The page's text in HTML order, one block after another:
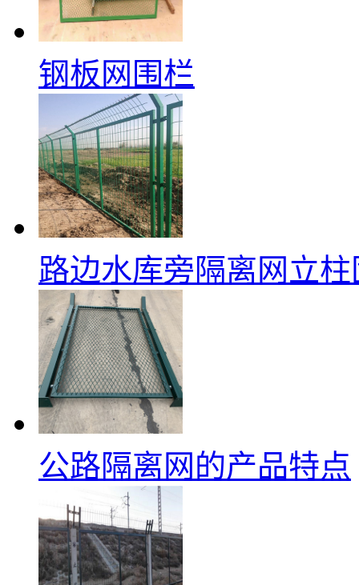
钢板网围栏
路边水库旁隔离网立
公路隔离网的产品特点